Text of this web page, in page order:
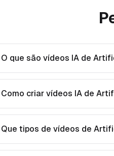
O que são vídeos IA de
Como criar vídeos IA de
Que tipos de vídeos de